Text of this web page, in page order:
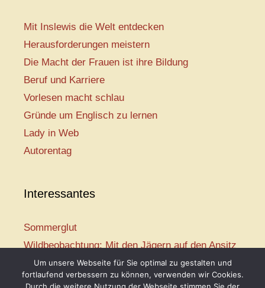
Mit Inslewis die Welt entdecken
Herausforderungen meistern
Die Macht der Frauen ist ihre Bildung
Beruf und Karriere
Vorlesen macht schlau
Gründe um Englisch zu lernen
Lady in Web
Autorentag
Interessantes
Sommerglut
Wildbeobachtung: Mit den Jägern auf den Ansitz
Mir ist so heiß
Mission: Rettungsschwimmer
Um unsere Webseite für Sie optimal zu gestalten und
fortlaufend verbessern zu können, verwenden wir Cookies.